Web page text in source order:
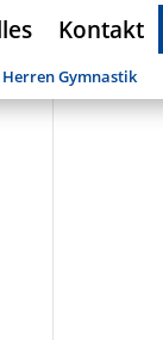
Kontakt
Herren Gymnastik